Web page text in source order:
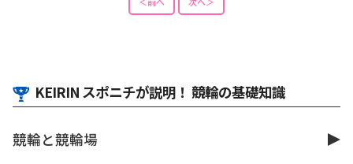
KEIRIN スポニチが説明！ 競輪の基礎知識
競輪と競輪場